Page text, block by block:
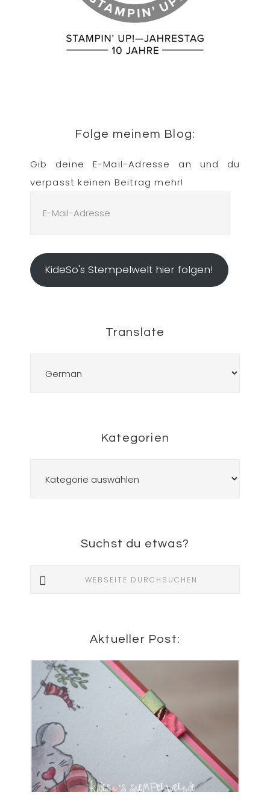
Folge meinem Blog:
Gib deine E-Mail-Adresse an und du
verpasst keinen Beitrag mehr!
Mail-
KideSo's Stempelwelt hier folgen!
Translate
Kategorien
Suchst du etwas?
Aktueller Post: